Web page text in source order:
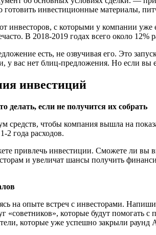
готовить инвестиционные материалы,
с которыми у компании уже
В 2018-2019 годах всего около
есть, не озвучивая его. Это
у вас нет блиц-предложения. Но если
инвестиций
делать, если не получится их собрать
чтобы компания вышла на
года расходов.
привлечь инвестиции. Сможете ли вы
и увеличат шансы получить
на опыте встреч с инвесторами.
«советников», которые будут
которые уже успешно закрыли